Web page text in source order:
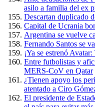
asilo a familia del ex
Descartan duplicado
Capital de Ucrania
Argentina se vuelve
Fernando Santos se
¡Ya se estrenó
Entre futbolistas y
MERS-CoV en Qatar
¿Tienen apoyo los
atentado a Ciro
El presidente de